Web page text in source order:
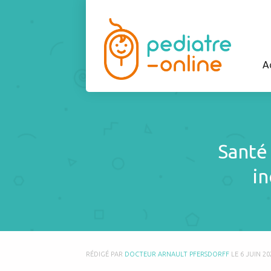
RÉDIGÉ PAR DOCTEUR ARNAULT PFERSDORFF LE 6 JUIN